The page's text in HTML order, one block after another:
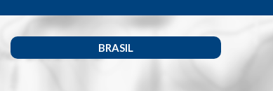
BRASIL